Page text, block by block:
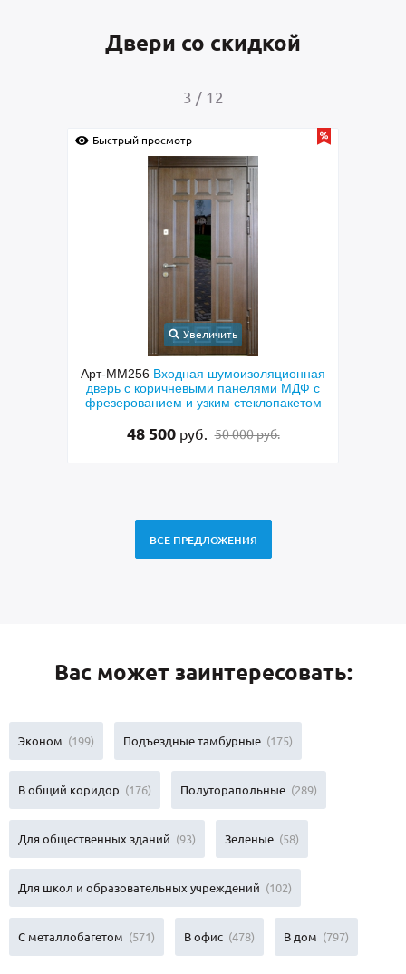
Двери со скидкой
4 / 12
Быстрый просмотр
Увеличить
Арт-ММ237 Входная дверь с порошковым
окрашиванием коричневого цвета и МДФ
с овальным зеркалом
27 500 руб. 28 500 руб.
ВСЕ ПРЕДЛОЖЕНИЯ
Вас может заинтересовать:
Эконом (199) Подъездные тамбурные (175)
В общий коридор (176) Полуторапольные (289)
Для общественных зданий (93) Зеленые (58)
Для школ и образовательных учреждений (102)
С металлобагетом (571) В офис (478) В дом (797)